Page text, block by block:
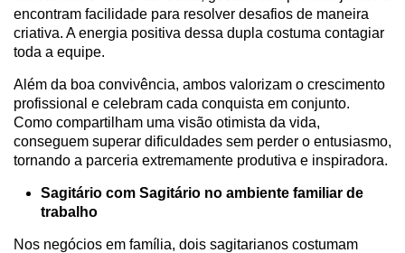
encontram facilidade para resolver desafios de maneira
criativa. A energia positiva dessa dupla costuma contagiar
toda a equipe.
Além da boa convivência, ambos valorizam o crescimento
profissional e celebram cada conquista em conjunto.
Como compartilham uma visão otimista da vida,
conseguem superar dificuldades sem perder o entusiasmo,
tornando a parceria extremamente produtiva e inspiradora.
Sagitário com Sagitário no ambiente familiar de
trabalho
Nos negócios em família, dois sagitarianos costumam